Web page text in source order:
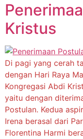
Kristus
Di pagi yang cerah
dengan Hari Raya
Kongregasi Abdi
yaitu dengan
Postulan. Kedua
Irena berasal dari
Florentina Harmi